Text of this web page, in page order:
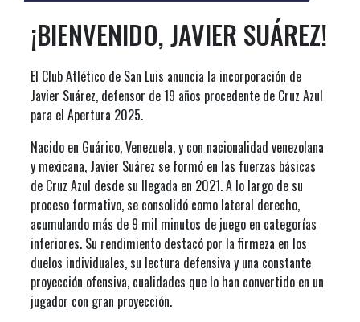
¡BIENVENIDO, JAVIER SUÁREZ!
El Club Atlético de San Luis anuncia la incorporación de
Javier Suárez, defensor de 19 años procedente de Cruz Azul
para el Apertura 2025.
Nacido en Guárico, Venezuela, y con nacionalidad venezolana
y mexicana, Javier Suárez se formó en las fuerzas básicas
de Cruz Azul desde su llegada en 2021. A lo largo de su
proceso formativo, se consolidó como lateral derecho,
acumulando más de 9 mil minutos de juego en categorías
inferiores. Su rendimiento destacó por la firmeza en los
duelos individuales, su lectura defensiva y una constante
proyección ofensiva, cualidades que lo han convertido en un
jugador con gran proyección.